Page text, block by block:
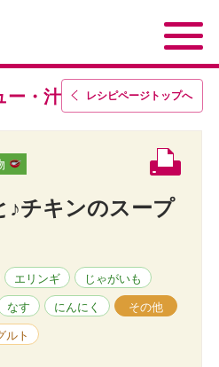
レシピページトップへ
ー・汁物
♪チキンのスープ
エリンギ じゃがいも
なす にんにく その他
ルト